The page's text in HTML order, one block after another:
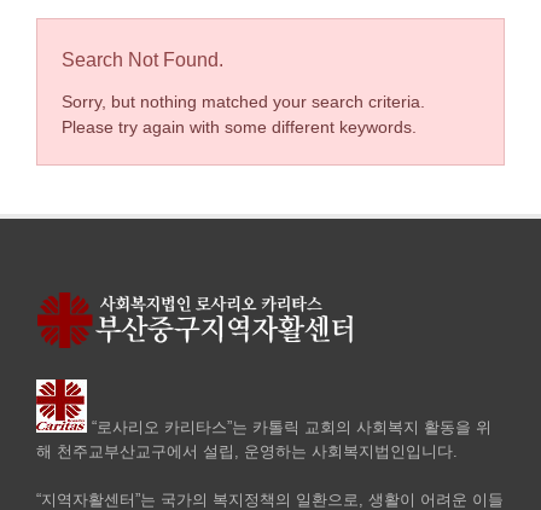
Search Not Found.
Sorry, but nothing matched your search criteria.
Please try again with some different keywords.
“로사리오 카리타스”는 카톨릭 교회의 사회복지 활동을 위
해 천주교부산교구에서 설립, 운영하는 사회복지법인입니다.
“지역자활센터”는 국가의 복지정책의 일환으로, 생활이 어려운 이들